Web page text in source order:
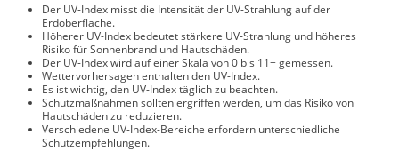
Der UV-Index misst die Intensität der UV-Strahlung auf der
Erdoberfläche.
Höherer UV-Index bedeutet stärkere UV-Strahlung und höheres
Risiko für Sonnenbrand und Hautschäden.
Der UV-Index wird auf einer Skala von 0 bis 11+ gemessen.
Wettervorhersagen enthalten den UV-Index.
Es ist wichtig, den UV-Index täglich zu beachten.
Schutzmaßnahmen sollten ergriffen werden, um das Risiko von
Hautschäden zu reduzieren.
Verschiedene UV-Index-Bereiche erfordern unterschiedliche
Schutzempfehlungen.